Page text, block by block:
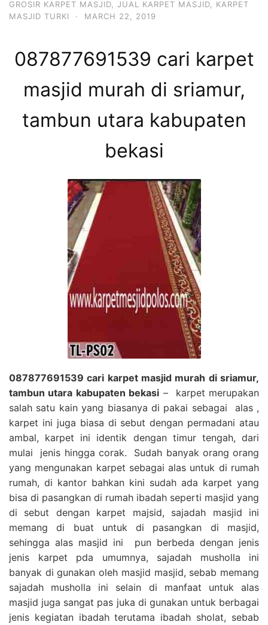
GROSIR KARPET MASJID JUAL KARPET MASJID
KARPET
MASJID TURKI
· MARCH 22, 2019
087877691539 cari karpet
masjid murah di sriamur,
tambun utara kabupaten
bekasi
087877691539 cari karpet masjid murah di sriamur,
tambun utara kabupaten bekasi – karpet merupakan
salah satu kain yang biasanya di pakai sebagai alas ,
karpet ini juga biasa di sebut dengan permadani atau
ambal, karpet ini identik dengan timur tengah, dari
mulai jenis hingga corak. Sudah banyak orang orang
yang mengunakan karpet sebagai alas untuk di rumah
rumah, di kantor bahkan kini sudah ada karpet yang
bisa di pasangkan di rumah ibadah seperti masjid yang
di sebut dengan karpet majsid, sajadah masjid ini
memang di buat untuk di pasangkan di masjid,
sehingga alas masjid ini pun berbeda dengan jenis
jenis karpet pda umumnya, sajadah musholla ini
banyak di gunakan oleh masjid masjid, sebab memang
sajadah musholla ini selain di manfaat untuk alas
masjid juga sangat pas juka di gunakan untuk berbagai
jenis kegiatan ibadah terutama ibadah sholat, sebab